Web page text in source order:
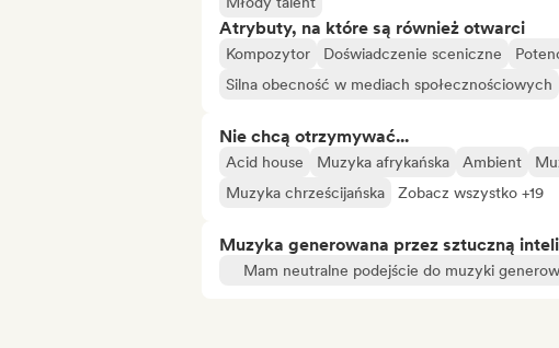
Atrybuty, na które są również otwarci
Kompozytor Doświadczenie sceniczne
Silna obecność w mediach społecznościowych
Nie chcą otrzymywać...
Acid house Muzyka afrykańska Ambient
Muzyka chrześcijańska
Zobacz wszystko +19
Muzyka generowana przez sztuczną
Mam neutralne podejście do muzyki